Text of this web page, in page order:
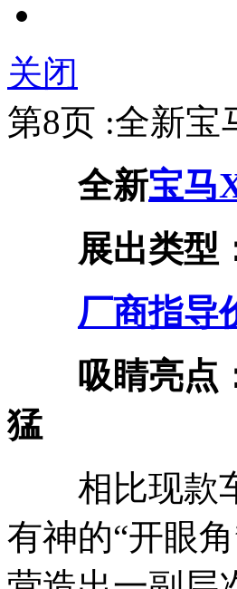
关闭
第8页 :全新宝
全新宝马
展出类型
厂商指导
吸睛亮点：
猛
相比现款
有神的“开眼